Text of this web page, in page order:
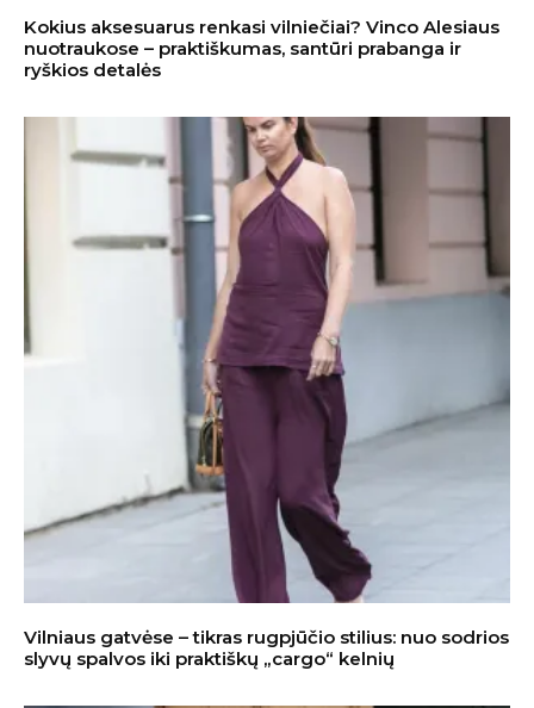
Kokius aksesuarus renkasi vilniečiai? Vinco Alesiaus
nuotraukose – praktiškumas, santūri prabanga ir
ryškios detalės
Vilniaus gatvėse – tikras rugpjūčio stilius: nuo sodrios
slyvų spalvos iki praktiškų „cargo“ kelnių